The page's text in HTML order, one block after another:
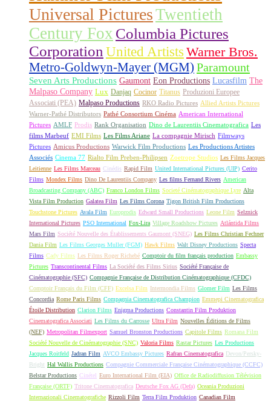
Universal PicturesTwentieth
Century Fox Columbia Pictures
Corporation United Artists Warner Bros.
Metro-Goldwyn-Mayer (MGM) Paramount
Seven Arts Productions Gaumont Eon Productions Lucasfilm The
Malpaso Company Lux Danjaq Cocinor Titanus Produzioni Europee
Associati (PEA) Malpaso Productions RKO Radio Pictures Allied Artists Pictures
Warner-Pathé Distributors Pathé Consortium Cinéma American International
Pictures AMLF Prodis Rank Organisation Dino de Laurentiis Cinematografica Les
films Marbeuf EMI Films Les Films Ariane La compagnie Mirisch Filmways
Pictures Amicus Productions Warwick Film Productions Les Productions Artistes
Associés Cinema 77 Rialto Film Preben-Philipsen Zoetrope Studios Les Films Jacques
Leitienne Les Films Marceau Cinédis Rapid Film United International Pictures (UIP) Cerito
Films Mondex Films Dino De Laurentiis Company Les films Fernand Rivers American
Broadcasting Company (ABC) Franco London Films Societé Cinématographique Lyre Alta
Vista Film Production Galatea Film Les Films Corona Tigon British Film Productions
Touchstone Pictures Avala Film Europrodis Edward Small Productions Leone Film Selznick
International Pictures PSO International Fox-Lira Village Roadshow Pictures Atlántida Films
Mars Film Société Nouvelle des Établissements Gaumont (SNEG) Les Films Christian Fechner
Dania Film Les Films Georges Muller (FGM) Hawk Films Walt Disney Productions Specta
Films Cady Films Les Films Roger Richebé Comptoir du film français production Embassy
Pictures Transcontinental Films La Société des Films Sirius Société Française de
Cinématographie (SFC) Compagnie Française de Distribution Cinématographique (CFDC)
Comptoir Français du Film (CFF) Excelsa Film Intermondia Films Glomer Film Les Films
Concordia Rome Paris Films Compagnia Cinematografica Champion Emmepi Cinematografica
Étoile Distribution Clarion Films Enigma Productions Constantin Film Produktion
Cinematografica Associati Les Films du Carrosse Ultra Film Nouvelles Éditions de Films
(NEF) Metropolitan Filmexport Samuel Bronston Productions Capitole Films Romana Film
Société Nouvelle de Cinématographie (SNC) Valoria Films Rastar Pictures Les Productions
Jacques Roitfeld Jadran Film AVCO Embassy Pictures Rafran Cinematografica
Devon/Persky-
Bright Hal Wallis Productions Compagnie Commerciale Française Cinématographique (CCFC)
Belstar Productions Cinétel Euro International Film (EIA) Office de Radiodiffusion Télévision
Française (ORTF) Tritone Cinematografica Deutsche Fox AG (Defa) Oceania Produzioni
Internazionali Cinematografiche Rizzoli Film Terra Film Produktion Canadian Film